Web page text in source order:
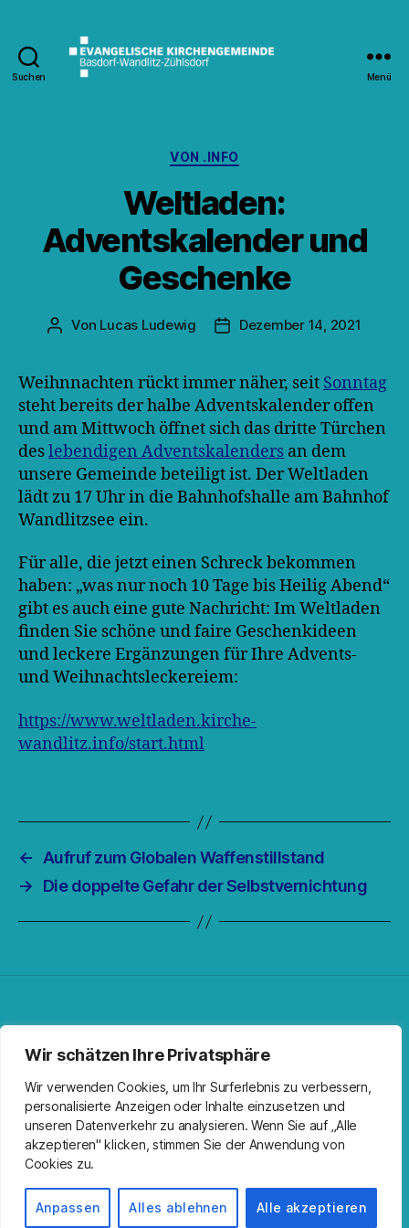
Wir schätzen Ihre Privatsphäre
Wir verwenden Cookies, um Ihr Surferlebnis zu verbessern,
personalisierte Anzeigen oder Inhalte einzusetzen und
unseren Datenverkehr zu analysieren. Wenn Sie auf „Alle
akzeptieren" klicken, stimmen Sie der Anwendung von
Cookies zu.
Anpassen Alles ablehnen Alle akzeptieren
Suchen Menü
Kategorien
VON .INFO
Weltladen:
Adventskalender und
Geschenke
Beitragsautor
Von Lucas Ludewig Veröffentlichungsdatum
Dezember 14, 2021
Weihnnachten rückt immer näher, seit Sonntag
steht bereits der halbe Adventskalender offen
und am Mittwoch öffnet sich das dritte Türchen
deslebendigen Adventskalenders an dem
unsere Gemeinde beteiligt ist. Der Weltladen
lädt zu 17 Uhr in die Bahnhofshalle am Bahnhof
Wandlitzsee ein.
Für alle, die jetzt einen Schreck bekommen
haben: „was nur noch 10 Tage bis Heilig Abend“
gibt es auch eine gute Nachricht: Im Weltladen
finden Sie schöne und faire Geschenkideen
und leckere Ergänzungen für Ihre Advents-
und Weihnachtsleckereiem:
https://www.weltladen.kirche-
wandlitz.info/start.html
←
Aufruf zum Globalen Waffenstillstand
→
Die doppelte Gefahr der Selbstvernichtung
Facebook
Spotify
RSS-FeedInstagram
Impressum